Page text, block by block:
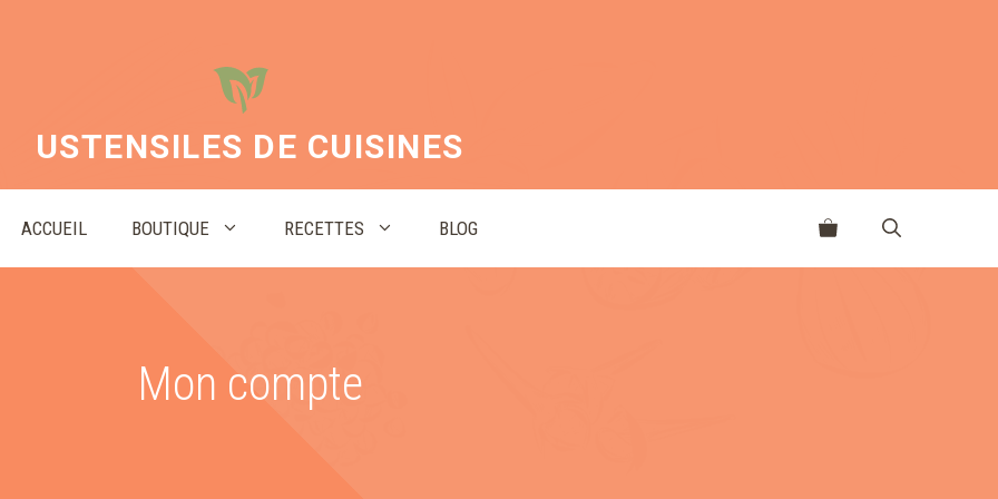
USTENSILES DE CUISINES
ACCUEIL BOUTIQUE RECETTES BLOG
Mon compte